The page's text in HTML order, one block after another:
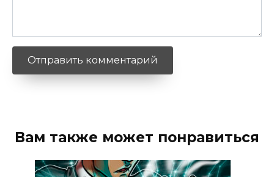
Вам также может понравиться